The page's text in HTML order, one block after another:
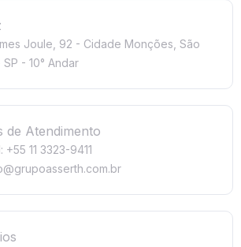
Joule, 92 - Cidade Monções, São
- 10° Andar
de Atendimento
+55 11 3323-9411